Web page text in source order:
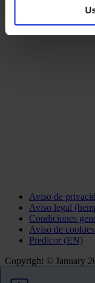
Aviso de
Aviso legal
Condiciones
Aviso de
Predicor (EN)
Copyright © January